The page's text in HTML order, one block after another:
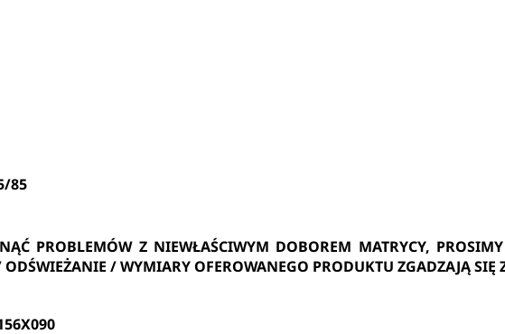
85
PROBLEMÓW Z NIEWŁAŚCIWYM DOBOREM MATRYCY,
/ WYMIARY OFEROWANEGO PRODUKTU ZGADZAJĄ SIĘ